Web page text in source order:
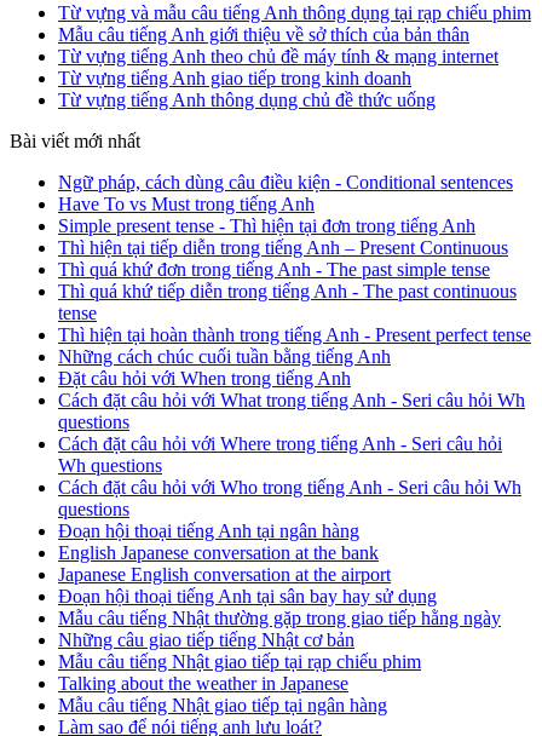
Từ vựng và mẫu câu tiếng Anh thông dụng tại rạp chiếu phim
Mẫu câu tiếng Anh giới thiệu về sở thích của bản thân
Từ vựng tiếng Anh theo chủ đề máy tính & mạng internet
Từ vựng tiếng Anh giao tiếp trong kinh doanh
Từ vựng tiếng Anh thông dụng chủ đề thức uống
Bài viết mới nhất
Ngữ pháp, cách dùng câu điều kiện - Conditional sentences
Have To vs Must trong tiếng Anh
Simple present tense - Thì hiện tại đơn trong tiếng Anh
Thì hiện tại tiếp diễn trong tiếng Anh – Present Continuous
Thì quá khứ đơn trong tiếng Anh - The past simple tense
Thì quá khứ tiếp diễn trong tiếng Anh - The past continuous
tense
Thì hiện tại hoàn thành trong tiếng Anh - Present perfect tense
Những cách chúc cuối tuần bằng tiếng Anh
Đặt câu hỏi với When trong tiếng Anh
Cách đặt câu hỏi với What trong tiếng Anh - Seri câu hỏi Wh
questions
Cách đặt câu hỏi với Where trong tiếng Anh - Seri câu hỏi
Wh questions
Cách đặt câu hỏi với Who trong tiếng Anh - Seri câu hỏi Wh
questions
Đoạn hội thoại tiếng Anh tại ngân hàng
English Japanese conversation at the bank
Japanese English conversation at the airport
Đoạn hội thoại tiếng Anh tại sân bay hay sử dụng
Mẫu câu tiếng Nhật thường gặp trong giao tiếp hằng ngày
Những câu giao tiếp tiếng Nhật cơ bản
Mẫu câu tiếng Nhật giao tiếp tại rạp chiếu phim
Talking about the weather in Japanese
Mẫu câu tiếng Nhật giao tiếp tại ngân hàng
Làm sao để nói tiếng anh lưu loát?